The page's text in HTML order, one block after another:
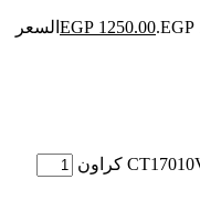
EGP 1250.00
السعر